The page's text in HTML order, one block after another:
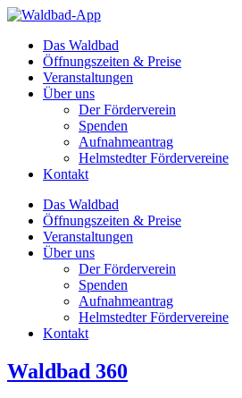
Zum
springenDas Waldbad
Öffnungszeiten & Preise
Veranstaltungen
Über uns
Der Förderverein
Spenden
Aufnahmeantrag
Helmstedter Fördervereine
Kontakt
Das Waldbad
Öffnungszeiten & Preise
Veranstaltungen
Über uns
Der Förderverein
Spenden
Aufnahmeantrag
Helmstedter Fördervereine
Kontakt
Waldbad 360